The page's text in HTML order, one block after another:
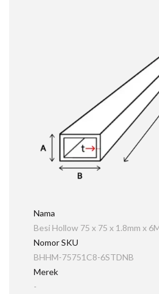
Nama
Besi Hollow 75 x 75 x 1.8mm x
Nomor SKU
BHHM-75751C8-6STDNB
Merek
-